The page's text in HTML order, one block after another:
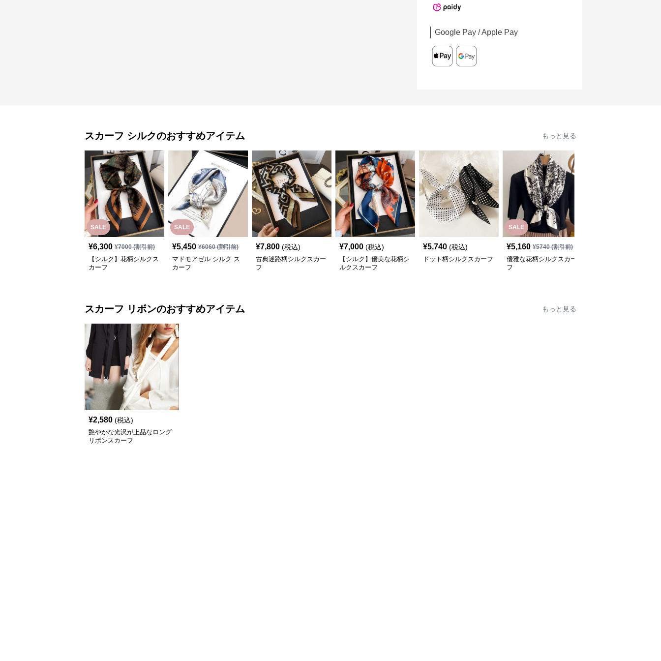
Google Pay / Apple Pay
スカーフ シルクのおすすめアイテム もっと見る
SALE
¥6,300 ¥7000(割引前)
【シルク】花柄シルクス
カーフ
SALE
¥5,450 ¥6060(割引前)
マドモアゼル シルク ス
カーフ
¥7,800 (税込)
古典迷路柄シルクスカー
フ
¥7,000 (税込)
【シルク】優美な花柄シ
ルクスカーフ
¥5,740 (税込)
ドット柄シルクスカーフ
SALE
¥5,160 ¥5740(割引前)
優雅な花柄シルクスカー
フ
スカーフ リボンのおすすめアイテム もっと見る
¥2,580 (税込)
艶やかな光沢が上品なロング
リボンスカーフ